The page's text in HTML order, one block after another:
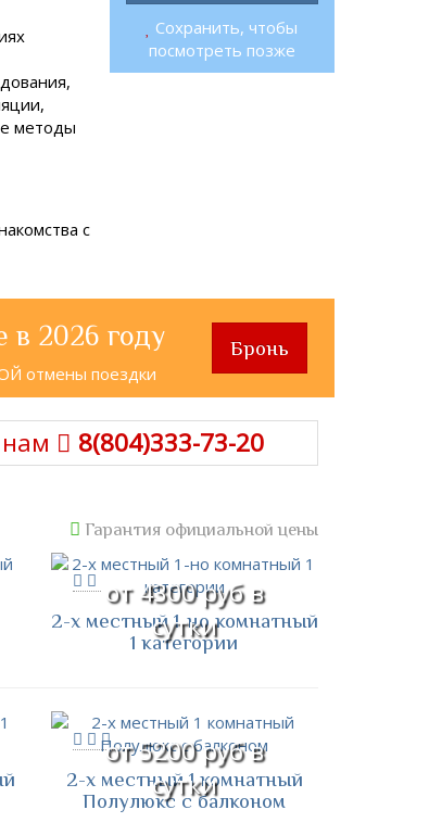
методы
с
Сохранить, чтобы
посмотреть позже
в 2026 году
отмены поездки
Бронь
8(804)333-73-20
Гарантия официальной цены
от 4300 руб в
сутки
2-х местный 1-но комнатный
1 категории
от 5200 руб в
сутки
2-х местный 1 комнатный
Полулюкс с балконом